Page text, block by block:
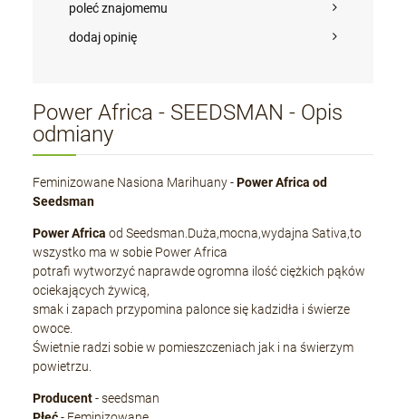
poleć znajomemu
dodaj opinię
Power Africa - SEEDSMAN - Opis
odmiany
Feminizowane Nasiona Marihuany -Power Africa od
Seedsman
Power Africa od Seedsman.Duża,mocna,wydajna Sativa,to
wszystko ma w sobie Power Africa
potrafi wytworzyć naprawde ogromna ilość ciężkich pąków
ociekających żywicą,
smak i zapach przypomina palonce się kadzidła i świerze
owoce.
Świetnie radzi sobie w pomieszczeniach jak i na świerzym
powietrzu.
Producent- seedsman